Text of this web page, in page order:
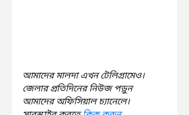
আমাদের মালদা এখন টেলিগ্রামেও।
জেলার প্রতিদিনের নিউজ পড়ুন
আমাদের অফিসিয়াল চ্যানেলে।